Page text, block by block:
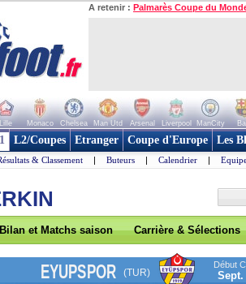
A retenir : Palmarès Coupe du
Lille Monaco Chelsea Man Utd Arsenal Liverpool ManCity
L2/Coupes Etranger Coupe d'Europe Les
& Classement | Buteurs | Calendrier |
Bilan et Matchs saison Carrière & Sélections
EYUPSPOR (TUR)
Début
Sept.